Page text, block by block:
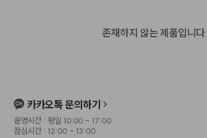
존재하지 않는 제품입니다.
카카오톡 문의하기
운영시간 : 평일 10:00 - 17:00
점심시간 : 12:00 - 13:00